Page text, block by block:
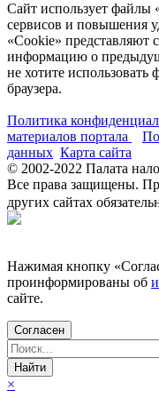
Сайт использует файлы
сервисов и повышения
«Cookie»
информацию о
не хотите
браузера.
Политика
материалов портала
данных Карта сайта
© 2002-2022 Палата
Все права защищены.
других сайтах
Нажимая кнопку
проинформированы об
сайте.
Согласен
×